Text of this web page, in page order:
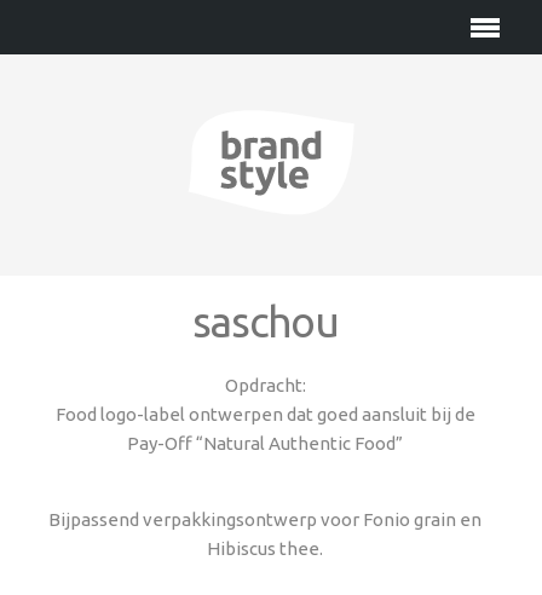
saschou
Opdracht:
Food logo-label ontwerpen dat goed aansluit bij de
Pay-Off “Natural Authentic Food”
Bijpassend verpakkingsontwerp voor Fonio grain en
Hibiscus thee.